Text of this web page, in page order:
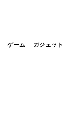
ゲーム ガジェット